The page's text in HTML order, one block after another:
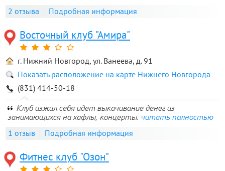
2 отзыва Подробная информация
Восточный клуб "Амира"
г. Нижний Новгород, ул. Ванеева, д. 91
Показать расположение на карте Нижнего Новгорода
(831) 414-50-18
Клуб изжил себя идет выкачивание денег из
занимающихся на хафлы, концерты. читать полностью
1 отзыв Подробная информация
Фитнес клуб "Озон"